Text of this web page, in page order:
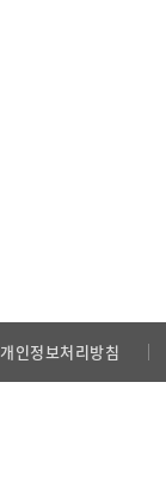
개인정보처리방침